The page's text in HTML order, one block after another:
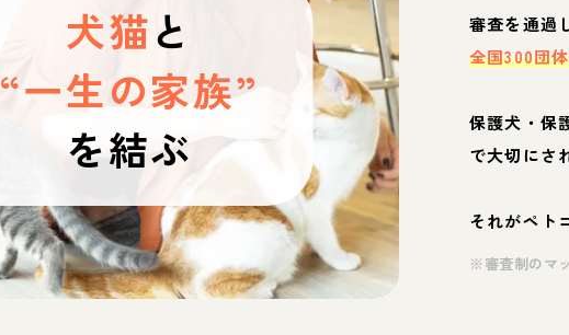
犬猫と
“一生の家族”
を結ぶ
審査を通過
全国300団
保護犬・保
で大切にさ
それがペト
※審査制のマ